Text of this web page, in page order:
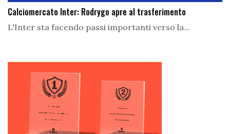
Calciomercato Inter: Rodrygo apre al trasferimento
L'Inter sta facendo passi importanti verso la...